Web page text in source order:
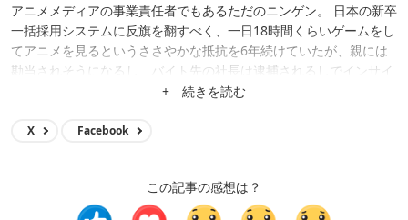
アニメメディアの事業責任者でもあるただのニンゲン。 日本の新卒
一括採用システムに反旗を翻すべく、一日18時間くらいゲームをし
てアニメを見るというささやかな抵抗を6年続けていたが、親には
勘当されそうになるし、バイト先の社長は逮捕されるしでインサイ
ド編集部に無気力バイトとして転がり込む。 偶然も重なって2017
Game*Sparkの編集長的ポジションに就くも、ちょっとしたハプニ
と、ゲームやアニメを自分達で出すこと（ウィザードリィでちょっ
と実現）、日本武道館でライブすること、グラストンベリーのヘッ
+ 続きを読む
X Facebook
この記事の感想は？